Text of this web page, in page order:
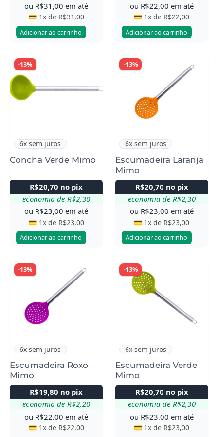
ou R$31,00 em até
💳 1x de R$31,00
Adicionar ao carrinho
ou R$22,00 em até
💳 1x de R$22,00
Adicionar ao carrinho
-13%
6x sem juros
Concha Verde Mimo
R$20,70 no pix
economia deR$2,30
ou R$23,00 em até
💳 1x de R$23,00
Adicionar ao carrinho
-13%
6x sem juros
Escumadeira Laranja
Mimo
R$20,70 no pix
economia de R$2,30
ou R$23,00 em até
💳 1x de R$23,00
Adicionar ao carrinho
-13%
6x sem juros
Escumadeira Roxo
Mimo
R$19,80 no pix
economia deR$2,20
ou R$22,00 em até
💳 1x de R$22,00
-13%
6x sem juros
Escumadeira Verde
Mimo
R$20,70 no pix
economia de R$2,30
ou R$23,00 em até
💳 1x de R$23,00